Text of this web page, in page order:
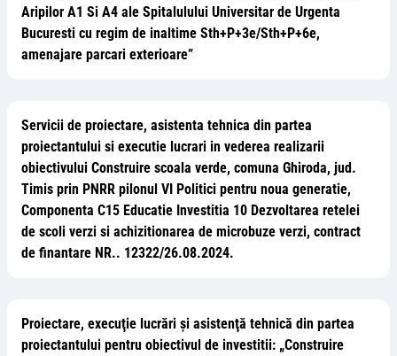
Aripilor A1 Si A4 ale Spitalulului Universitar de Urgenta
Bucuresti cu regim de inaltime Sth+P+3e/Sth+P+6e,
amenajare parcari exterioare”
Servicii de proiectare, asistenta tehnica din partea
proiectantului si executie lucrari in vederea realizarii
obiectivului Construire scoala verde, comuna Ghiroda, jud.
Timis prin PNRR pilonul VI Politici pentru noua generatie,
Componenta C15 Educatie Investitia 10 Dezvoltarea retelei
de scoli verzi si achizitionarea de microbuze verzi, contract
de finantare NR.. 12322/26.08.2024.
Proiectare, execuţie lucrări și asistenţă tehnică din partea
proiectantului pentru obiectivul de investitii: „Construire